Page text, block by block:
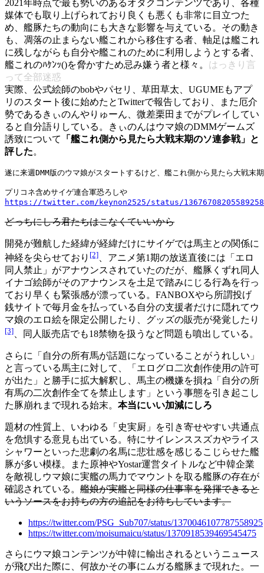
2021年時点で最も勢いのあるオタクコンテンツであり、各種
媒体でも取り上げられており良くも悪くも非常に目立つた
め、艦豚たちの動向にも大きな影響を与えている。その動き
も、凋落の止まらない艦これから移住する者、軸足は艦これ
に残しながらも自分や艦これのために利用しようとする者、
艦これのﾊｹﾝｯ()を脅かすため忌み嫌う者と様々。 はっきり言
って全部迷惑
実際、公式絵師のbobやパセリ、草田草太、UGUMEもアプ
リのスタート後に始めたとTwitterで報告しており、また厄介
勢であるきぃのんやりゅーん、微差栗田までがプレイしてい
ると自分語りしている。きぃのんはウマ娘のDMMゲームズ
誘致について
「艦これ側から見たら大戦末期のソ連参戦」と
評した。
遂に来週DMM版のウマ娘がスタートするけど、艦これ側から見たら大戦末
https://twitter.com/keynon2525/status/
どっちにしろ君たちはこなくていいから
開発が難航した経緯が経緯だけにサイゲでは馬主との関係に
神経を尖らせており [2] 、アニメ第1期の放送直後には「エロ
同人禁止」がアナウンスされていたのだが、艦豚くずれ同人
イナゴ絵師がそのアナウンスを土足で踏みにじる行為を行っ
ており早くも緊張感が漂っている。FANBOXやら所謂投げ
銭サイトで毎月金を払っている自分の支援者だけに隠れてウ
マ娘のエロ絵を限定公開したり、グッズの販売が発覚したり
[3] 、同人販売店でも18禁物を扱うなど問題も噴出している。
さらに「自分の所有馬が話題になっていることがうれしい」
と言っている馬主に対して、「エログロ二次創作使用の許可
が出た」と勝手に拡大解釈し、馬主の機嫌を損ね「自分の所
有馬の二次創作全てを禁止します」という事態を引き起こし
た豚崩れまで現れる始末。 本当にいい加減にしろ
題材の性質上、いわゆる「史実厨」を引き寄せやすい共通点
を危惧する意見も出ている。特にサイレンススズカやライス
シャワーといった悲劇の名馬に悲壮感を感じるこじらせた艦
豚が多い模様。また原神やYostar運営タイトルなど中韓企業
を敵視しウマ娘に実艦の馬力でマウントを取る艦豚の存在が
確認されている。 艦娘が実艦と同様の仕事率を発揮できると
いうソースをお持ちの方の追記をお待ちしています。
https://twitter.com/PSG_Sub707/status/1370046107787558925
https://twitter.com/moisumaicu/status/1370918539469545475
さらにウマ娘コンテンツが中韓に輸出されるというニュース
が飛び出た際に、何故かその事にムガる艦豚まで現れた。一